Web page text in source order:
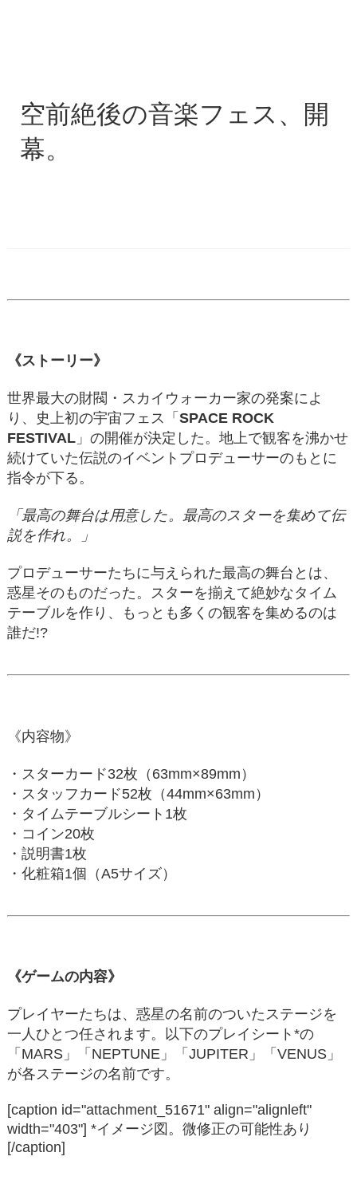
空前絶後の音楽フェス、開
幕。
《ストーリー》
世界最大の財閥・スカイウォーカー家の発案によ
り、史上初の宇宙フェス「SPACE ROCK
FESTIVAL 」の開催が決定した。地上で観客を沸かせ
続けていた伝説のイベントプロデューサーのもとに
指令が下る。
「最高の舞台は用意した。最高のスターを集めて伝
説を作れ。」
プロデューサーたちに与えられた最高の舞台とは、
惑星そのものだった。スターを揃えて絶妙なタイム
テーブルを作り、もっとも多くの観客を集めるのは
誰だ!?
《内容物》
・スターカード32枚（63mm×89mm）
・スタッフカード52枚（44mm×63mm）
・タイムテーブルシート1枚
・コイン20枚
・説明書1枚
・化粧箱1個（A5サイズ）
《ゲームの内容》
プレイヤーたちは、惑星の名前のついたステージを
一人ひとつ任されます。以下のプレイシート*の
「MARS」「NEPTUNE」「JUPITER」「VENUS」
が各ステージの名前です。
[caption id="attachment_51671" align="alignleft"
width="403"] *イメージ図。微修正の可能性あり
[/caption]